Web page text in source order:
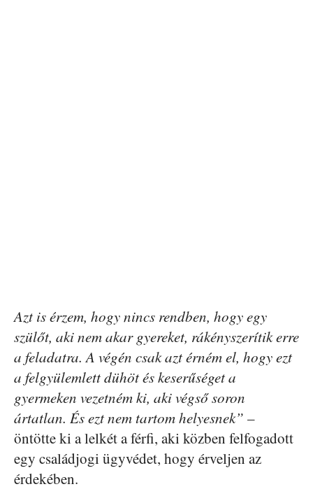
Azt is érzem, hogy nincs rendben, hogy egy
szülőt, aki nem akar gyereket, rákényszerítik erre
a feladatra. A végén csak azt érném el, hogy ezt
a felgyülemlett dühöt és keserűséget a
gyermeken vezetném ki, aki végső soron
ártatlan. És ezt nem tartom helyesnek” –
öntötte ki a lelkét a férfi, aki közben felfogadott
egy családjogi ügyvédet, hogy érveljen az
érdekében.